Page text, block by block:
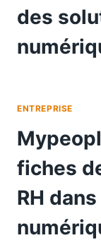
des
ENTREPRISE
fiches
RH